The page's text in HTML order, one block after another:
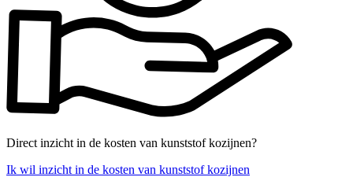
Direct inzicht in de kosten van kunststof kozijnen?
Ik wil inzicht in de kosten van kunststof kozijnen